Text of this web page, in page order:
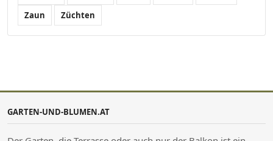
Zaun
Züchten
GARTEN-UND-BLUMEN.AT